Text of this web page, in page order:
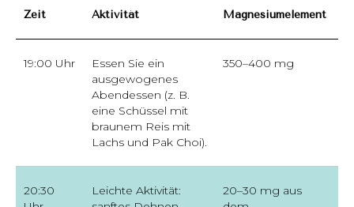
Zeit Aktivität Magnesiumelement
19:00 Uhr
Essen Sie ein
ausgewogenes
Abendessen (z. B.
eine Schüssel mit
braunem Reis mit
Lachs und Pak Choi).
350–400 mg
20:30
Leichte Aktivität:
20–30 mg aus